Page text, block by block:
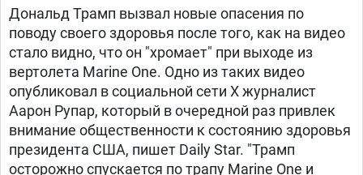
Дональд Трамп вызвал новые опасения по
поводу своего здоровья после того, как на видео
стало видно, что он "хромает" при выходе из
вертолета Marine One. Одно из таких видео
опубликовал в социальной сети Х журналист
Аарон Рупар, который в очередной раз привлек
внимание общественности к состоянию здоровья
президента США, пишет Daily Star. "Трамп
осторожно спускается по трапу Marine One и